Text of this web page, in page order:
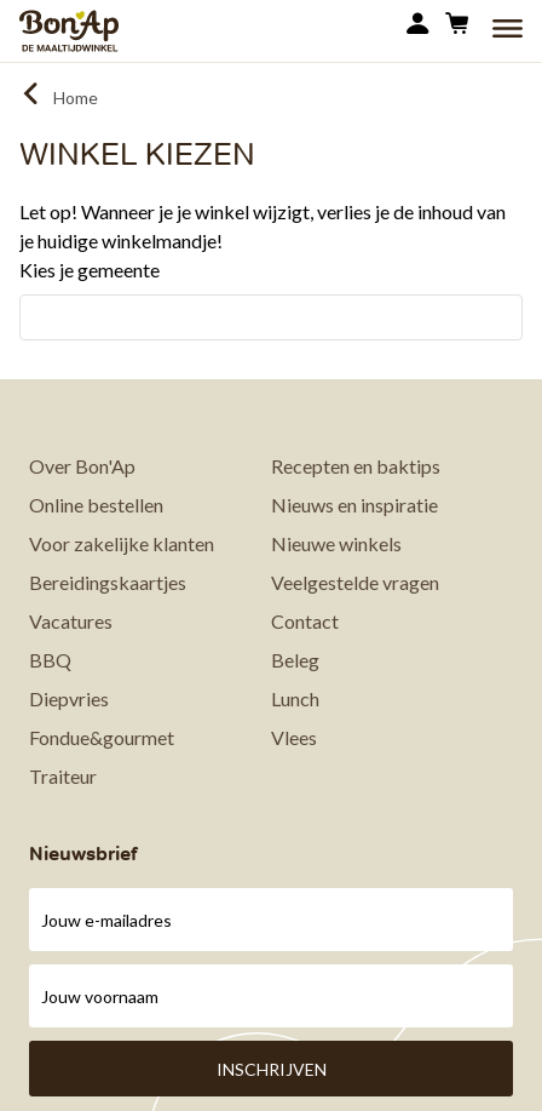
Overslaan
gaan
Home
WINKEL KIEZEN
Let op! Wanneer je je winkel wijzigt, verlies je de inhoud van
je huidige winkelmandje!
Kies je gemeente
Over Bon'Ap
Recepten en baktips
Online bestellen
Nieuws en inspiratie
Voor zakelijke klanten
Nieuwe winkels
Bereidingskaartjes
Veelgestelde vragen
Vacatures
Contact
BBQ
Beleg
Diepvries
Lunch
Fondue&gourmet
Vlees
Traiteur
Nieuwsbrief